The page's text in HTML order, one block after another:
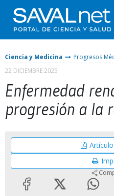
Ciencia y Medicina
Progresos
22 DICIEMBRE 2025
Enfermedad
progresión a la